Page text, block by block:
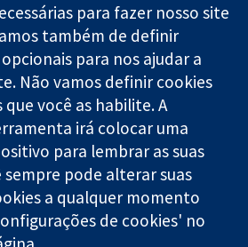
13 Cavendish
0AN
Unido
Contato
Notícias
Assessoria de
imprensa
Sobre nós
Cochrane
Library
para fazer nosso site
também de definir
para nos ajudar a
Não vamos definir cookies
você as habilite. A
irá colocar uma
para lembrar as suas
sempre pode alterar suas
a qualquer momento
de cookies' no